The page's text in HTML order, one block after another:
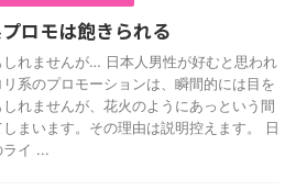
ロモは飽きられる
しれませんが… 日本人男性が好むと思われ
系のプロモーションは、瞬間的には目を
れませんが、花火のようにあっという間
しまいます。その理由は説明控えます。 日
ライ ...